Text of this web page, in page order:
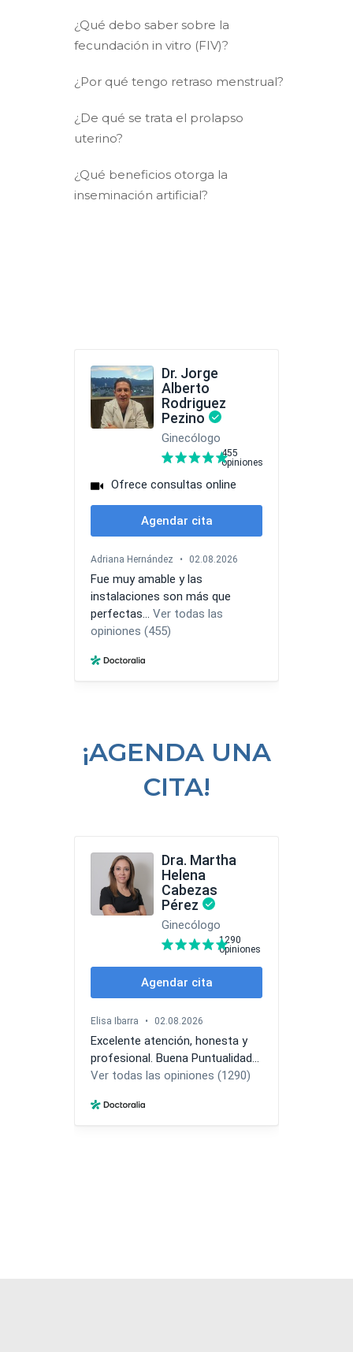
¿Qué debo saber sobre la
fecundación in vitro (FIV)?
¿Por qué tengo retraso menstrual?
¿De qué se trata el prolapso
uterino?
¿Qué beneficios otorga la
inseminación artificial?
¡AGENDA UNA
CITA!